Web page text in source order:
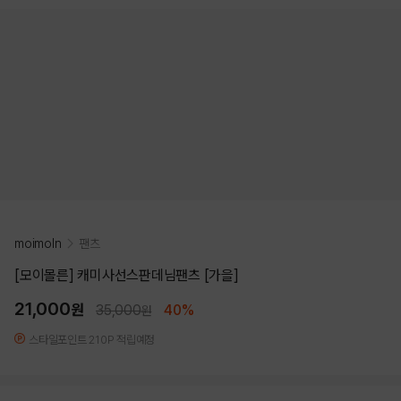
moimoln 팬츠
[모이몰른] 캐미사선스판데님팬츠 [가을]
21,000원 35,000원 40%
스타일포인트 210P 적립예정